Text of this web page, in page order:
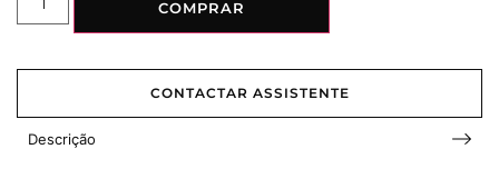
COMPRAR
CONTACTAR ASSISTENTE
Descrição